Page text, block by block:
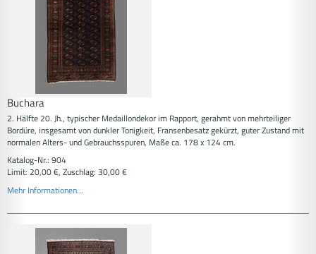
Buchara
2. Hälfte 20. Jh., typischer Medaillondekor im Rapport, gerahmt von mehrteiliger
Bordüre, insgesamt von dunkler Tonigkeit, Fransenbesatz gekürzt, guter Zustand mit
normalen Alters- und Gebrauchsspuren, Maße ca. 178 x 124 cm.
Katalog-Nr.: 904
Limit: 20,00 €, Zuschlag: 30,00 €
Mehr Informationen...